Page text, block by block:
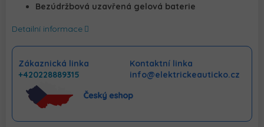
Bezúdržbová uzavřená gelová baterie
Detailní informace
Zákaznická linka
+420228889315
Kontaktní linka
info@elektrickeauticko.cz